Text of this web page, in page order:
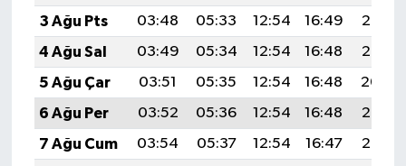
3 Ağu Pts
03:48 05:33 12:54 16:49
20:06
4 Ağu Sal
03:49 05:34 12:54 16:48
20:05
5 Ağu Çar
03:51 05:35 12:54 16:48
20:04
6 Ağu Per
03:52 05:36 12:54 16:48
20:03
7 Ağu Cum
03:54 05:37 12:54 16:47
20:02